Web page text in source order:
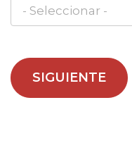
SIGUIENTE